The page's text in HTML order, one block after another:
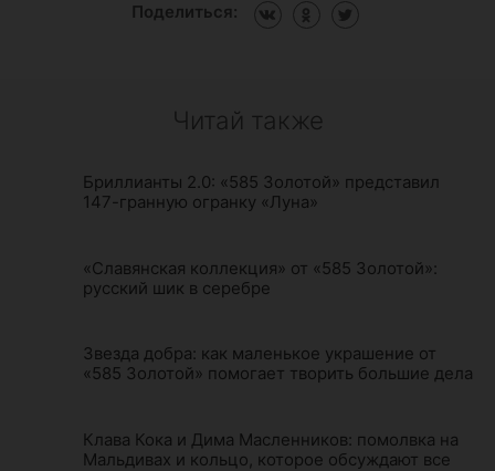
Поделиться:
Читай также
Бриллианты 2.0: «585 Золотой» представил
147-гранную огранку «Луна»
«Славянская коллекция» от «585 Золотой»:
русский шик в серебре
Звезда добра: как маленькое украшение от
«585 Золотой» помогает творить большие дела
Клава Кока и Дима Масленников: помолвка на
Мальдивах и кольцо, которое обсуждают все